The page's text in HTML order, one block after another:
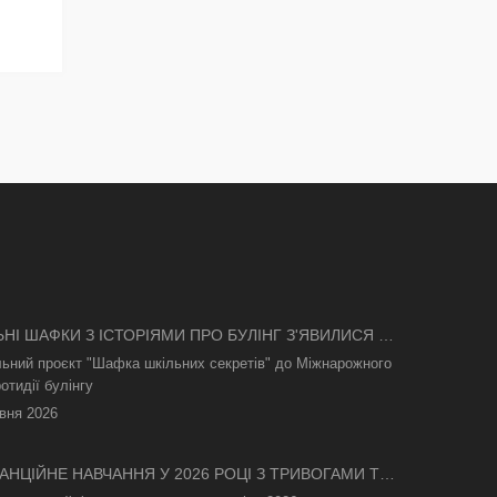
ШАФКИ З ІСТОРІЯМИ ПРО БУЛІНГ З'ЯВИЛИСЯ В
проєкт "Шафка шкільних секретів" до Міжнарожного
булінгу
2026
НАВЧАННЯ У 2026 РОЦІ З ТРИВОГАМИ ТА